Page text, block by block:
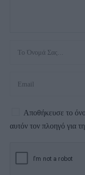
Αποθήκευσε το
αυτόν τον πλοηγό για